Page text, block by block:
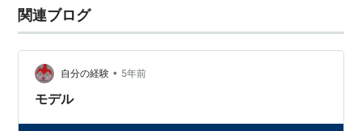
関連ブログ
自分の経験 • 5年前
モデル